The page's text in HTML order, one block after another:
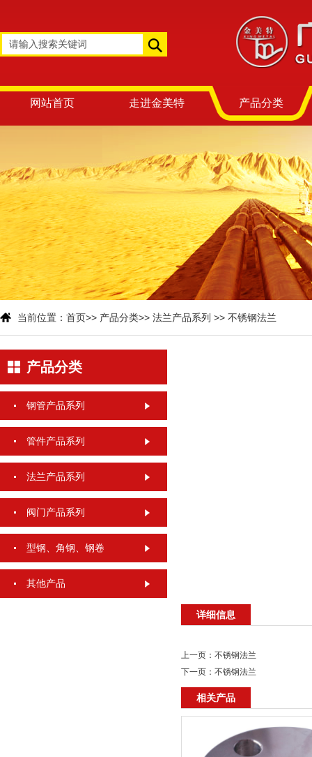
网站首页 走进金美特 产品分类
当前位置： 首页>> 产品分类>> 法兰产品系列 >> 不锈钢法兰
产品分类
钢管产品系列
管件产品系列
法兰产品系列
阀门产品系列
型钢、角钢、钢卷
其他产品
详细信息
上一页： 不锈钢法兰
下一页： 不锈钢法兰
相关产品